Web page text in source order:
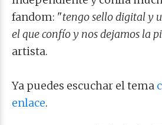
fandom: "tengo sello digital y
el que confío y nos dejamos la
artista.
Ya puedes escuchar el tema
enlace.